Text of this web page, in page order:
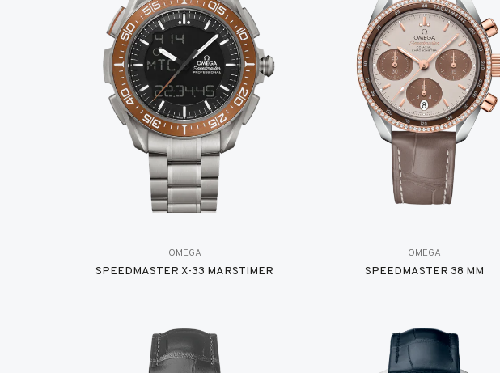
OMEGA
SPEEDMASTER X-33 MARSTIMER
OMEGA
SPEEDMASTER 38 MM